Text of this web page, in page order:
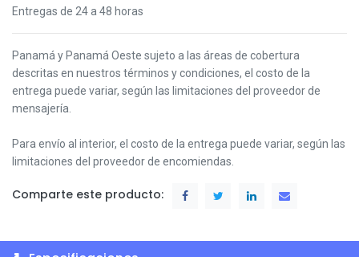
Entregas de 24 a 48 horas
Panamá y Panamá Oeste sujeto a las áreas de cobertura
descritas en nuestros términos y condiciones, el costo de la
entrega puede variar, según las limitaciones del proveedor de
mensajería.
Para envío al interior, el costo de la entrega puede variar, según las
limitaciones del proveedor de encomiendas.
Comparte este producto: